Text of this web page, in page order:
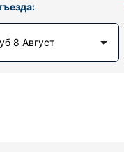
8 Август